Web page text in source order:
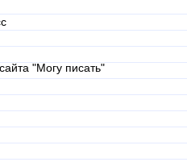
"Могу писать"